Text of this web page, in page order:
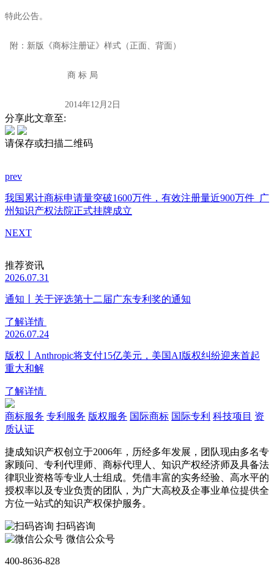
特此公告。
附：新版《商标注册证》样式（正面、背面）
商 标 局
2014年12月2日
分享此文章至:
请保存或扫描二维码
prev
我国累计商标申请量突破1600万件，有效注册量近900万件 广
州知识产权法院正式挂牌成立
NEXT
推荐资讯
2026.07.31
通知丨关于评选第十二届广东专利奖的通知
了解详情
2026.07.24
版权丨Anthropic将支付15亿美元，美国AI版权纠纷迎来首起
重大和解
了解详情
商标服务 专利服务 版权服务 国际商标 国际专利 科技项目 资
质认证
捷成知识产权创立于2006年，历经多年发展，团队现由多名专
家顾问、专利代理师、商标代理人、知识产权经济师及具备法
律职业资格等专业人士组成。凭借丰富的实务经验、高水平的
授权率以及专业负责的团队，为广大高校及企事业单位提供全
方位一站式的知识产权保护服务。
扫码咨询
微信公众号
400-8636-828